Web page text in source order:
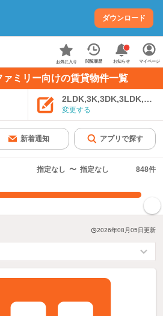
ダウンロード
お気に入り 閲覧履歴 お知らせ マイページ
ミリー向けの賃貸物件一覧
変更する
新着通知 アプリで探す
指定なし 〜 指定なし 848件
2026年08月05日更新